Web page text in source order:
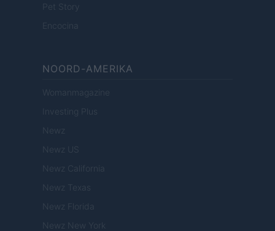
Pet Story
Encocina
NOORD-AMERIKA
Womanmagazine
Investing Plus
Newz
Newz US
Newz California
Newz Texas
Newz Florida
Newz New York